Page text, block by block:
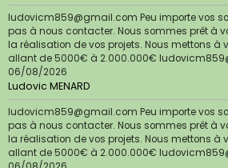
ludovicm859@gmail.com Peu importe vos
pas à nous contacter. Nous sommes prêt à
la réalisation de vos projets. Nous mettons à
allant de 5000€ à 2.000.000€
06/08/2026
Ludovic MENARD
ludovicm859@gmail.com Peu importe vos
pas à nous contacter. Nous sommes prêt à
la réalisation de vos projets. Nous mettons à
allant de 5000€ à 2.000.000€